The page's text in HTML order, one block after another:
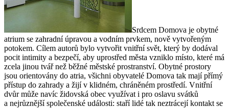
Srdcem Domova je obytné
atrium se zahradní úpravou a vodním prvkem, nově vytvořeným
potokem. Cílem autorů bylo vytvořit vnitřní svět, který by dodával
pocit intimity a bezpečí, aby uprostřed města vzniklo místo, které má
zcela jinou tvář než běžné městské prostranství. Obytné prostory
jsou orientovány do atria, všichni obyvatelé Domova tak mají přímý
přístup do zahrady a žijí v klidném, chráněném prostředí. Vnitřní
dvůr může navíc židovská obec využívat i pro oslavu svátků
a nejrůznější společenské události: staří lidé tak neztrácejí kontakt se